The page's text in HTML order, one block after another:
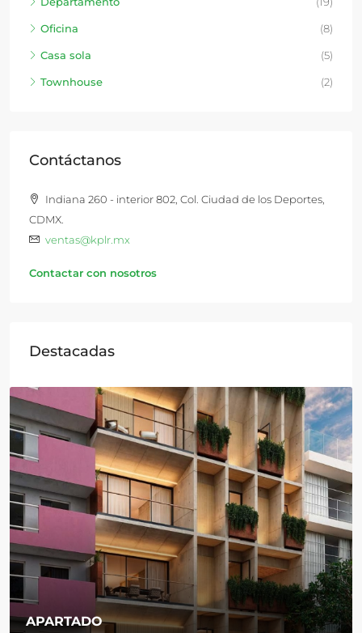
Oficina (8)
Casa sola (5)
Townhouse (2)
Contáctanos
Indiana 260 - interior 802, Col. Ciudad de los Deportes,
CDMX.
ventas@kplr.mx
Contactar con nosotros
Destacadas
$15,900,000 /MN